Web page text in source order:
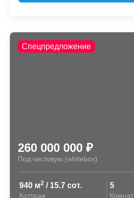
Спецпредложение
260 000 000 ₽
Под чистовую (whitebox)
940 м2 / 15.7 сот.
Коттедж
5
Комнат